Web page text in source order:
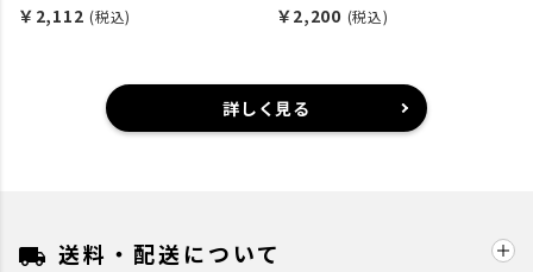
￥2,112 (税込)
￥2,200 (税込)
詳しく見る
local_shipping 送料・配送について